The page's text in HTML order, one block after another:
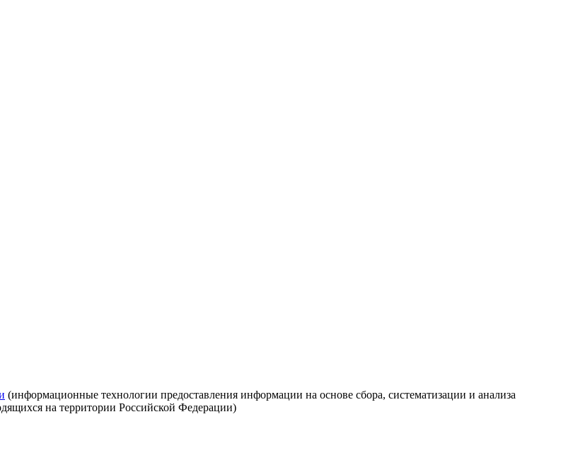
(информационные технологии предоставления информации на основе сбора, систематизации и анализа
на территории Российской Федерации)